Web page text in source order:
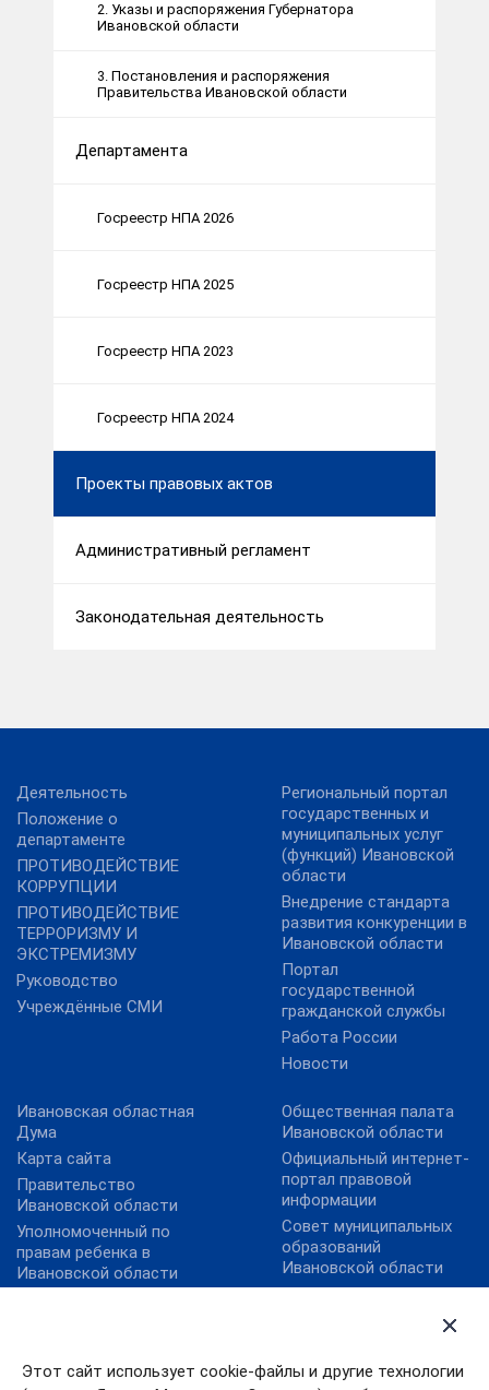
Этот сайт использует cookie-файлы и другие технологии
2. Указы и распоряжения Губернатора
Ивановской области
3. Постановления и распоряжения
Правительства Ивановской области
Департамента
Госреестр НПА 2026
Госреестр НПА 2025
Госреестр НПА 2023
Госреестр НПА 2024
Проекты правовых актов
Административный регламент
Законодательная деятельность
Деятельность
Положение о
департаменте
ПРОТИВОДЕЙСТВИЕ
КОРРУПЦИИ
ПРОТИВОДЕЙСТВИЕ
ТЕРРОРИЗМУ И
ЭКСТРЕМИЗМУ
Руководство
Учреждённые СМИ
Региональный портал
государственных и
муниципальных услуг
(функций) Ивановской
области
Внедрение стандарта
развития конкуренции в
Ивановской области
Портал
государственной
гражданской службы
Работа России
Новости
Ивановская областная
Дума
Карта сайта
Правительство
Ивановской области
Уполномоченный по
правам ребенка в
Ивановской области
Общественная палата
Ивановской области
Официальный интернет-
портал правовой
информации
Совет муниципальных
образований
Ивановской области
Федеральный портал
экономических